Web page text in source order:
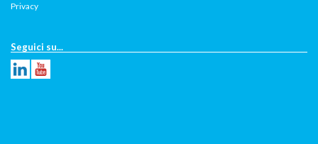
Privacy
Seguici su...